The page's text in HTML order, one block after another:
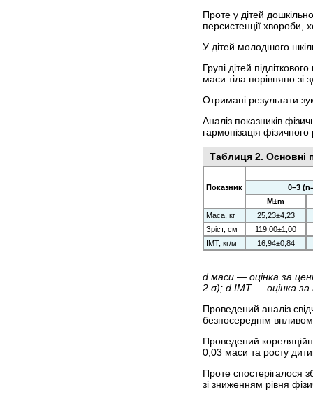
Проте у дітей
персистенції
У дітей молодшого
Групі дітей
маси тіла порівняно
Отримані результати
Аналіз показників
гармонізація
Таблиця 2. Основні
Показник
0–3
M±m
Маса, кг
25,23±4,23
Зріст, см
119,00±1,00
ІМТ, кг/м
16,94±0,84
d маси — оцінка за
2 σ); d ІМТ — оцінка
Проведений аналіз
безпосереднім
Проведений
0,03 маси та росту
Проте спостерігалося
зі зниженням рівня